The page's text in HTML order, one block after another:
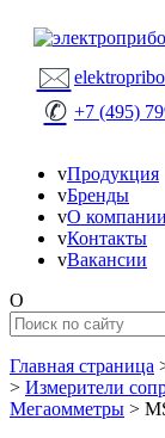
🖂
✆ +7 (495)
vПродукция
vБренды
vО компании
vКонтакты
vВакансии
O
Главная страница
> Измерители
Мегаомметры >